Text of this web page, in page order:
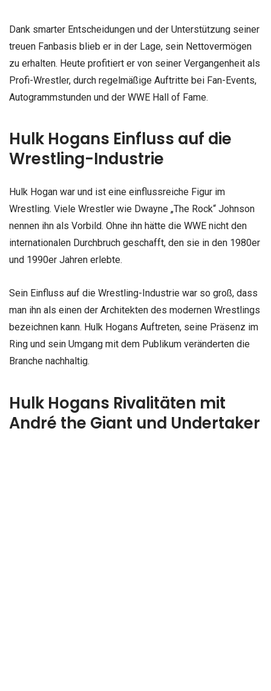
Dank smarter Entscheidungen und der Unterstützung seiner
treuen Fanbasis blieb er in der Lage, sein Nettovermögen
zu erhalten. Heute profitiert er von seiner Vergangenheit als
Profi-Wrestler, durch regelmäßige Auftritte bei Fan-Events,
Autogrammstunden und der WWE Hall of Fame.
Hulk Hogans Einfluss auf die
Wrestling-Industrie
Hulk Hogan war und ist eine einflussreiche Figur im
Wrestling. Viele Wrestler wie Dwayne „The Rock“ Johnson
nennen ihn als Vorbild. Ohne ihn hätte die WWE nicht den
internationalen Durchbruch geschafft, den sie in den 1980er
und 1990er Jahren erlebte.
Sein Einfluss auf die Wrestling-Industrie war so groß, dass
man ihn als einen der Architekten des modernen Wrestlings
bezeichnen kann. Hulk Hogans Auftreten, seine Präsenz im
Ring und sein Umgang mit dem Publikum veränderten die
Branche nachhaltig.
Hulk Hogans Rivalitäten mit
André the Giant und Undertaker